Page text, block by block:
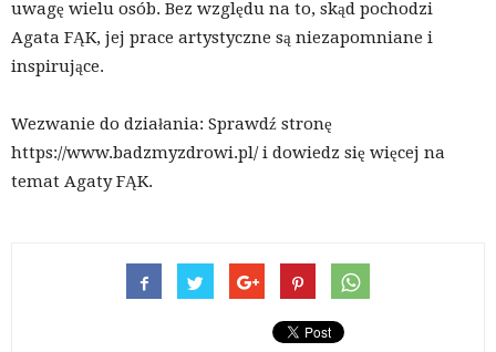
uwagę wielu osób. Bez względu na to, skąd pochodzi
Agata FĄK, jej prace artystyczne są niezapomniane i
inspirujące.
Wezwanie do działania: Sprawdź stronę
https://www.badzmyzdrowi.pl/ i dowiedz się więcej na
temat Agaty FĄK.